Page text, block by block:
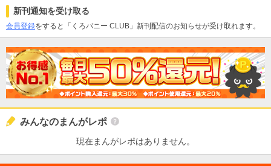
新刊通知を受け取る
会員登録をすると「くろバニー CLUB」新刊配信のお知らせが受け取れます。
みんなのまんがレポ
現在まんがレポはありません。